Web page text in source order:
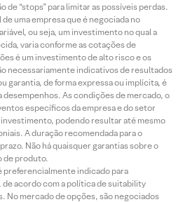
de “stops” para limitar as possíveis perdas.
uma empresa que é negociada no
ou seja, um investimento no qual a
varia conforme as cotações de
é um investimento de alto risco e os
necessariamente indicativos de resultados
garantia, de forma expressa ou implícita, é
desempenhos. As condições de mercado, o
específicos da empresa e do setor
podendo resultar até mesmo
A duração recomendada para o
Não há quaisquer garantias sobre o
de produto.
preferencialmente indicado para
acordo com a política de suitability
No mercado de opções, são negociados